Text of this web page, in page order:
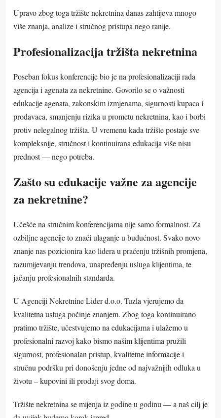
Upravo zbog toga tržište nekretnina danas zahtijeva mnogo
više znanja, analize i stručnog pristupa nego ranije.
Profesionalizacija tržišta nekretnina
Poseban fokus konferencije bio je na profesionalizaciji rada
agencija i agenata za nekretnine. Govorilo se o važnosti
edukacije agenata, zakonskim izmjenama, sigurnosti kupaca i
prodavaca, smanjenju rizika u prometu nekretnina, kao i borbi
protiv nelegalnog tržišta. U vremenu kada tržište postaje sve
kompleksnije, stručnost i kontinuirana edukacija više nisu
prednost — nego potreba.
Zašto su edukacije važne za agencije
za nekretnine?
Učešće na stručnim konferencijama nije samo formalnost. Za
ozbiljne agencije to znači ulaganje u budućnost. Svako novo
znanje nas pozicionira kao lidera u praćenju tržišnih promjena,
razumijevanju trendova, unapređenju usluga klijentima, te
jačanju profesionalnih standarda.
U Agenciji Nekretnine Lider d.o.o. Tuzla vjerujemo da
kvalitetna usluga počinje znanjem. Zbog toga kontinuirano
pratimo tržište, učestvujemo na edukacijama i ulažemo u
profesionalni razvoj kako bismo našim klijentima pružili
sigurnost, profesionalan pristup, kvalitetne informacije i
stručnu podršku pri donošenju jedne od najvažnijih odluka u
životu – kupovini ili prodaji svog doma.
Tržište nekretnina se mijenja iz godine u godinu — a naš cilj je